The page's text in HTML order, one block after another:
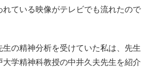
れている映像がテレビでも流れたので
の精神分析を受けていた私は、先生
学精神科教授の中井久夫先生を紹介